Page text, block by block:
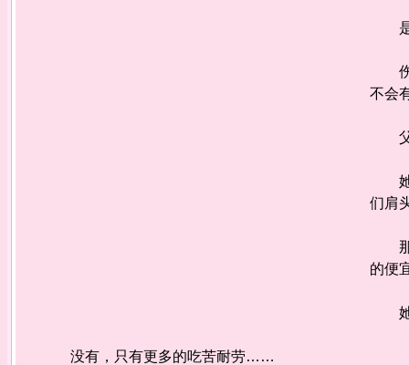
是
伤
不会
父
她
们肩
那
的便
她
没有，只有更多的吃苦耐劳……